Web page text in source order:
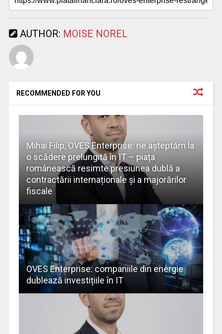
AUTHOR: MOISE NOREL
RECOMMENDED FOR YOU
Mihai Filip, OVES Enterprise: ne așteptăm la
o scădere prelungită în IT – piața
românească resimte presiunea dublă a
contractării internaționale și a majorărilor
fiscale
OVES Enterprise: companiile din energie
dublează investițiile în IT